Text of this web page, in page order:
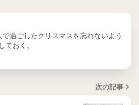
で過ごしたクリスマスを忘れないよう
ておく。
次の記事